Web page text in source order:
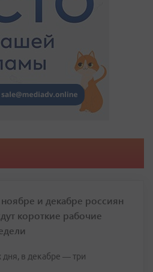
и декабре россиян
короткие рабочие
в декабре — три